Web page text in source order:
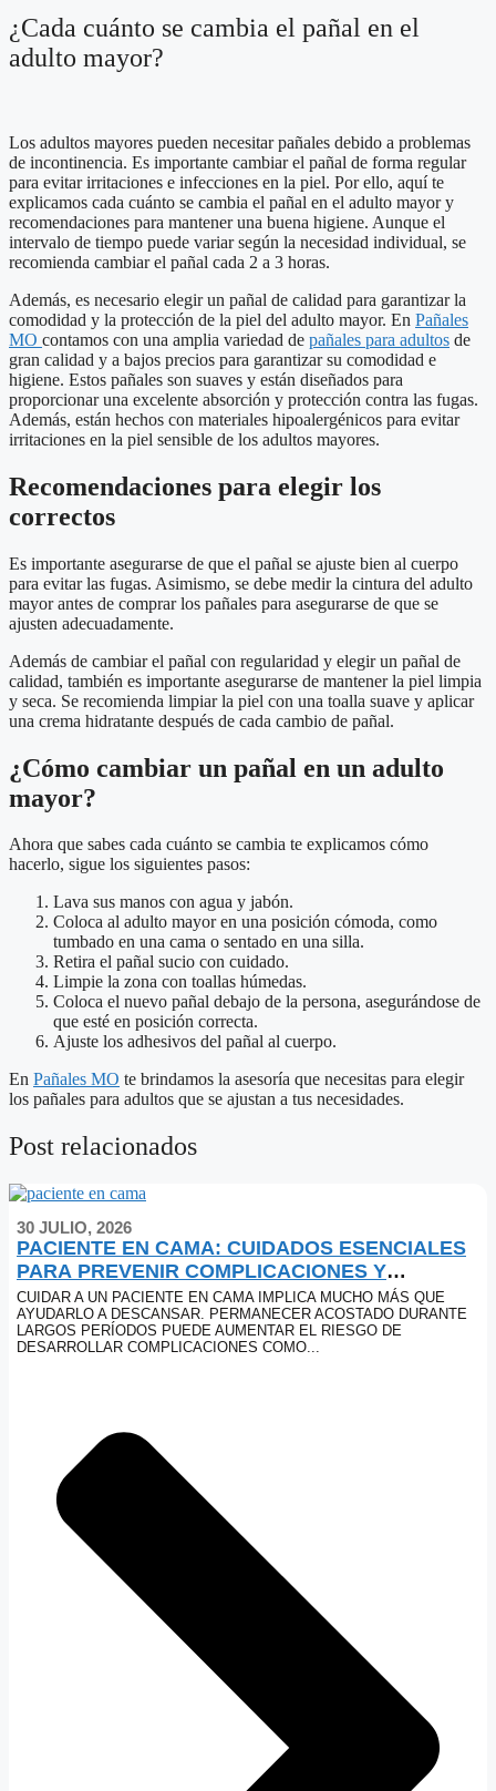
¿Cada cuánto se cambia el pañal en el
adulto mayor?
Los adultos mayores pueden necesitar pañales debido a problemas
de incontinencia. Es importante cambiar el pañal de forma regular
para evitar irritaciones e infecciones en la piel. Por ello, aquí te
explicamos cada cuánto se cambia el pañal en el adulto mayor y
recomendaciones para mantener una buena higiene. Aunque el
intervalo de tiempo puede variar según la necesidad individual, se
recomienda cambiar el pañal cada 2 a 3 horas.
Además, es necesario elegir un pañal de calidad para garantizar la
comodidad y la protección de la piel del adulto mayor. En Pañales
MO contamos con una amplia variedad de pañales para adultos de
gran calidad y a bajos precios para garantizar su comodidad e
higiene. Estos pañales son suaves y están diseñados para
proporcionar una excelente absorción y protección contra las fugas.
Además, están hechos con materiales hipoalergénicos para evitar
irritaciones en la piel sensible de los adultos mayores.
Recomendaciones para elegir los
correctos
Es importante asegurarse de que el pañal se ajuste bien al cuerpo
para evitar las fugas. Asimismo, se debe medir la cintura del adulto
mayor antes de comprar los pañales para asegurarse de que se
ajusten adecuadamente.
Además de cambiar el pañal con regularidad y elegir un pañal de
calidad, también es importante asegurarse de mantener la piel limpia
y seca. Se recomienda limpiar la piel con una toalla suave y aplicar
una crema hidratante después de cada cambio de pañal.
¿Cómo cambiar un pañal en un adulto
mayor?
Ahora que sabes cada cuánto se cambia te explicamos cómo
hacerlo, sigue los siguientes pasos:
Lava sus manos con agua y jabón.
Coloca al adulto mayor en una posición cómoda, como
tumbado en una cama o sentado en una silla.
Retira el pañal sucio con cuidado.
Limpie la zona con toallas húmedas.
Coloca el nuevo pañal debajo de la persona, asegurándose de
que esté en posición correcta.
Ajuste los adhesivos del pañal al cuerpo.
En Pañales MO te brindamos la asesoría que necesitas para elegir
los pañales para adultos que se ajustan a tus necesidades.
Post relacionados
30 JULIO, 2026
PACIENTE EN CAMA: CUIDADOS ESENCIALES
PARA PREVENIR COMPLICACIONES Y
MEJORAR SU CALIDAD DE VIDA
CUIDAR A UN PACIENTE EN CAMA IMPLICA MUCHO MÁS QUE
AYUDARLO A DESCANSAR. PERMANECER ACOSTADO DURANTE
LARGOS PERÍODOS PUEDE AUMENTAR EL RIESGO DE
DESARROLLAR COMPLICACIONES COMO...